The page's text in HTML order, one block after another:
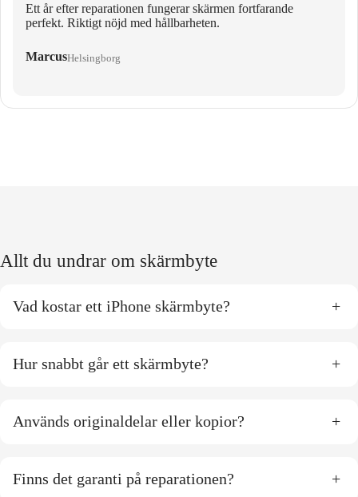
Ett år efter reparationen fungerar skärmen fortfarande
perfekt. Riktigt nöjd med hållbarheten.
MarcusHelsingborg
Allt du undrar om skärmbyte
Vad kostar ett iPhone skärmbyte? +
Hur snabbt går ett skärmbyte? +
Används originaldelar eller kopior? +
Finns det garanti på reparationen? +